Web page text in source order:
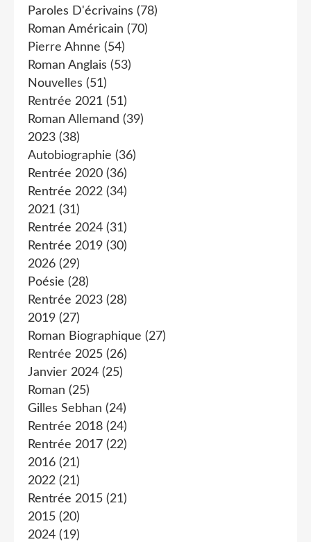
Paroles D'écrivains (78)
Roman Américain (70)
Pierre Ahnne (54)
Roman Anglais (53)
Nouvelles (51)
Rentrée 2021 (51)
Roman Allemand (39)
2023 (38)
Autobiographie (36)
Rentrée 2020 (36)
Rentrée 2022 (34)
2021 (31)
Rentrée 2024 (31)
Rentrée 2019 (30)
2026 (29)
Poésie (28)
Rentrée 2023 (28)
2019 (27)
Roman Biographique (27)
Rentrée 2025 (26)
Janvier 2024 (25)
Roman (25)
Gilles Sebhan (24)
Rentrée 2018 (24)
Rentrée 2017 (22)
2016 (21)
2022 (21)
Rentrée 2015 (21)
2015 (20)
2024 (19)